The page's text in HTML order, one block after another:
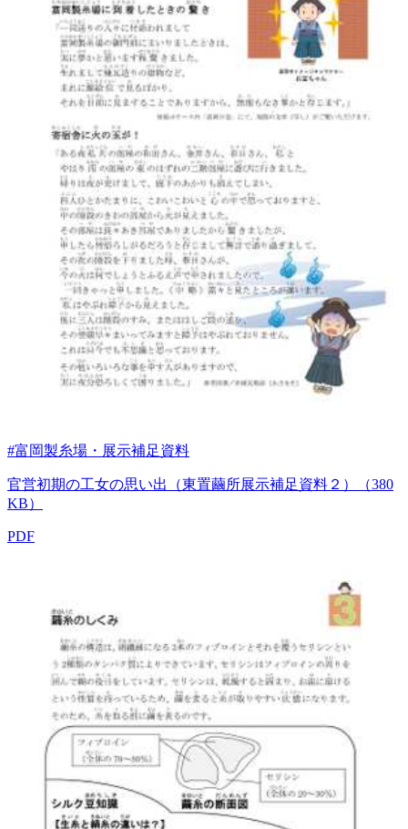
#富岡製糸場・展示補足資料
官営初期の工女の思い出（東置繭所展示補足資料２）（380
KB）
PDF